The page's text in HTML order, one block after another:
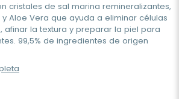
cristales de sal marina remineralizantes,
Aloe Vera que ayuda a eliminar células
afinar la textura y preparar la piel para
99,5% de ingredientes de origen